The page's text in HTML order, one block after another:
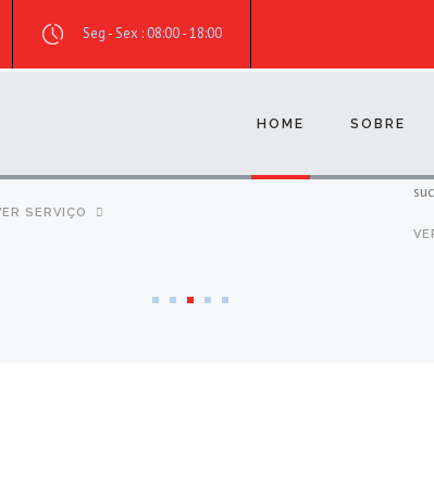
Seg - Sex : 08:00 - 18:00
HOME SOBRE
SERVIÇOS
POMBOS E MORCEGOSOs Pombos domésticos foram